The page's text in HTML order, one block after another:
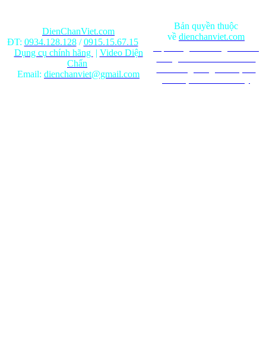
DienChanViet.com
ĐT: 0934.128.128/0915.15.67.15
Dụng cụ chính hãng | Video Diện
Chẩn
Email: dienchanviet@gmail.com
Bản quyền thuộc
về dienchanviet.com